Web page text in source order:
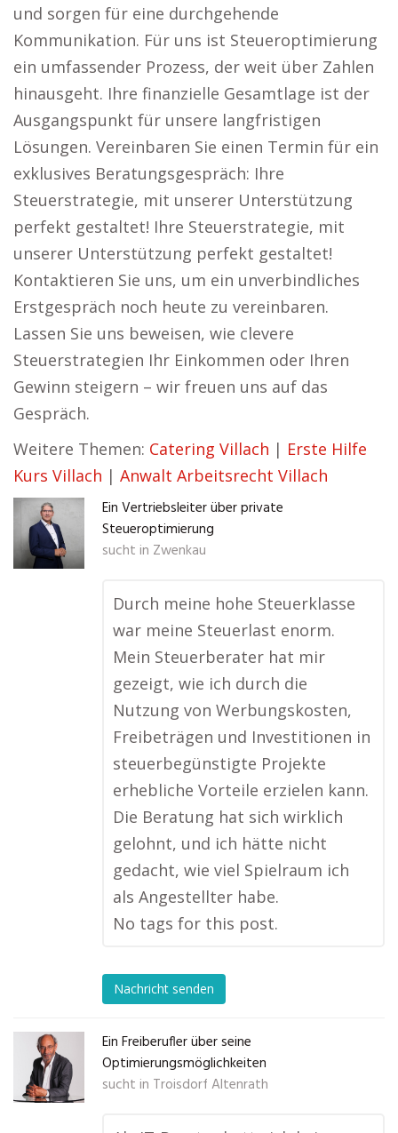
und sorgen für eine durchgehende
Kommunikation. Für uns ist Steueroptimierung
ein umfassender Prozess, der weit über Zahlen
hinausgeht. Ihre finanzielle Gesamtlage ist der
Ausgangspunkt für unsere langfristigen
Lösungen. Vereinbaren Sie einen Termin für ein
exklusives Beratungsgespräch: Ihre
Steuerstrategie, mit unserer Unterstützung
perfekt gestaltet! Ihre Steuerstrategie, mit
unserer Unterstützung perfekt gestaltet!
Kontaktieren Sie uns, um ein unverbindliches
Erstgespräch noch heute zu vereinbaren.
Lassen Sie uns beweisen, wie clevere
Steuerstrategien Ihr Einkommen oder Ihren
Gewinn steigern – wir freuen uns auf das
Gespräch.
Weitere Themen: Catering Villach | Erste Hilfe
Kurs Villach | Anwalt Arbeitsrecht Villach
Ein Vertriebsleiter über private
Steueroptimierung
sucht in Zwenkau
Durch meine hohe Steuerklasse
war meine Steuerlast enorm.
Mein Steuerberater hat mir
gezeigt, wie ich durch die
Nutzung von Werbungskosten,
Freibeträgen und Investitionen in
steuerbegünstigte Projekte
erhebliche Vorteile erzielen kann.
Die Beratung hat sich wirklich
gelohnt, und ich hätte nicht
gedacht, wie viel Spielraum ich
als Angestellter habe.
No tags for this post.
Nachricht senden
Ein Freiberufler über seine
Optimierungsmöglichkeiten
sucht in Troisdorf Altenrath